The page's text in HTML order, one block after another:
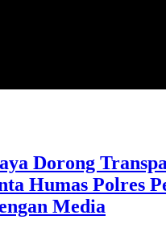
Dorong
Humas Polres
Media